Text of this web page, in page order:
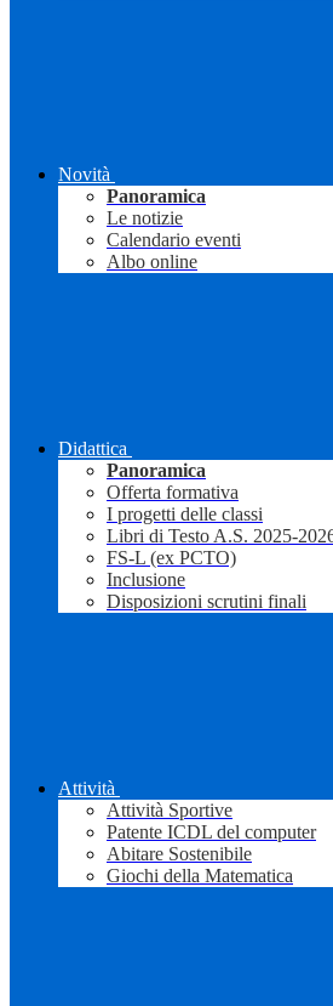
Novità
Panoramica
Le notizie
Calendario eventi
Albo online
Didattica
Panoramica
Offerta formativa
I progetti delle classi
Libri di Testo A.S. 2025-
FS-L (ex PCTO)
Inclusione
Disposizioni scrutini finali
Attività
Attività Sportive
Patente ICDL del computer
Abitare Sostenibile
Giochi della Matematica